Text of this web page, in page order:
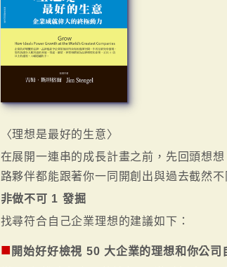
〈理想是最好的生意〉
在展開一連串的成長計畫之前，先回頭想
路夥伴都能跟著你一同開創出與過去截然不
非做不可 1 發掘
找尋符合自己企業理想的建議如下：
■ 開始好好檢視 50 大企業的理想和你公司